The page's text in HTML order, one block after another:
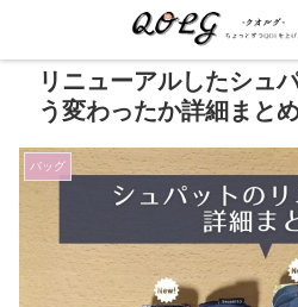
リニューアルしたシュ
う変わったか詳細まと
バッグ